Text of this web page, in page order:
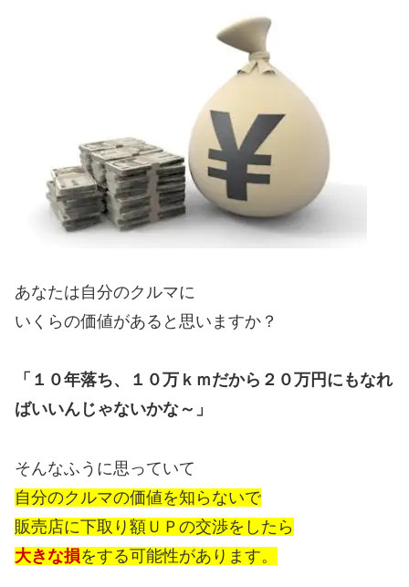
あなたは自分のクルマに
いくらの価値があると思いますか？
「１０年落ち、１０万ｋｍだから２０万円にもなれ
ばいいんじゃないかな～」
そんなふうに思っていて
自分のクルマの価値を知らないで
販売店に下取り額ＵＰの交渉をしたら
大きな損をする可能性があります。